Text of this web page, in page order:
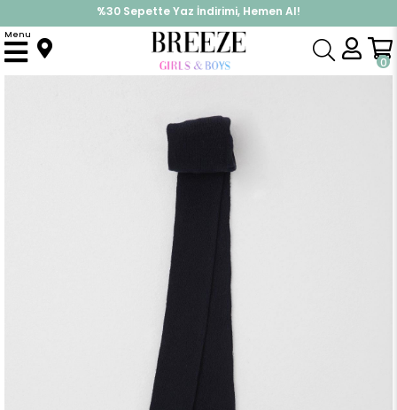
%30 Sepette Yaz İndirimi, Hemen Al!
İndirimlere ek %10 İndirimi Kap, Hemen Üye Ol!
0
Menu
Anasayfa Çorap Kız Çocuk Külotlu File Çorap Kendinden Desenli Lacivert (11-12 Yaş)